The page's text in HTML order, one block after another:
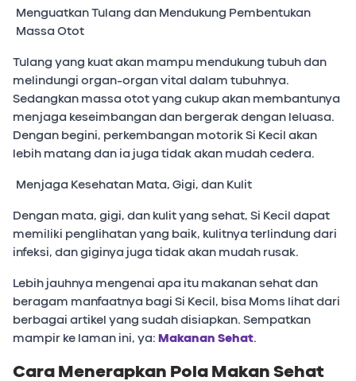
Menguatkan Tulang dan Mendukung Pembentukan
Massa Otot
Tulang yang kuat akan mampu mendukung tubuh dan
melindungi organ-organ vital dalam tubuhnya.
Sedangkan massa otot yang cukup akan membantunya
menjaga keseimbangan dan bergerak dengan leluasa.
Dengan begini, perkembangan motorik Si Kecil akan
lebih matang dan ia juga tidak akan mudah cedera.
Menjaga Kesehatan Mata, Gigi, dan Kulit
Dengan mata, gigi, dan kulit yang sehat, Si Kecil dapat
memiliki penglihatan yang baik, kulitnya terlindung dari
infeksi, dan giginya juga tidak akan mudah rusak.
Lebih jauhnya mengenai apa itu makanan sehat dan
beragam manfaatnya bagi Si Kecil, bisa Moms lihat dari
berbagai artikel yang sudah disiapkan. Sempatkan
mampir ke laman ini, ya: Makanan Sehat.
Cara Menerapkan Pola Makan Sehat